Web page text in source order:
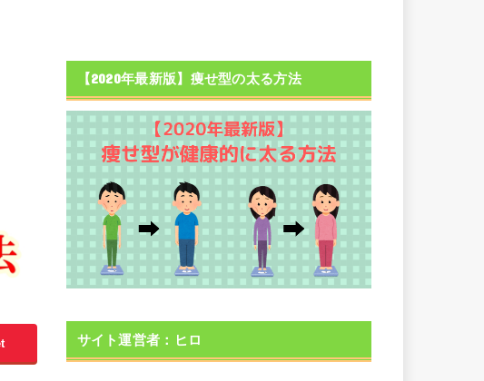
【2020年最新版】痩せ型の太る方法
サイト運営者：ヒロ